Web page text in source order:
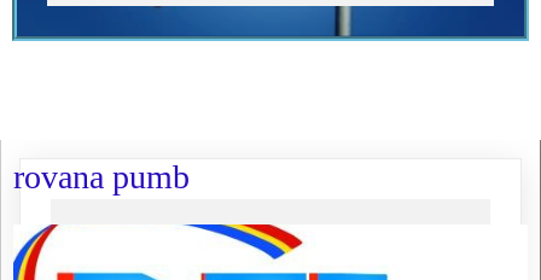
rovana pumb